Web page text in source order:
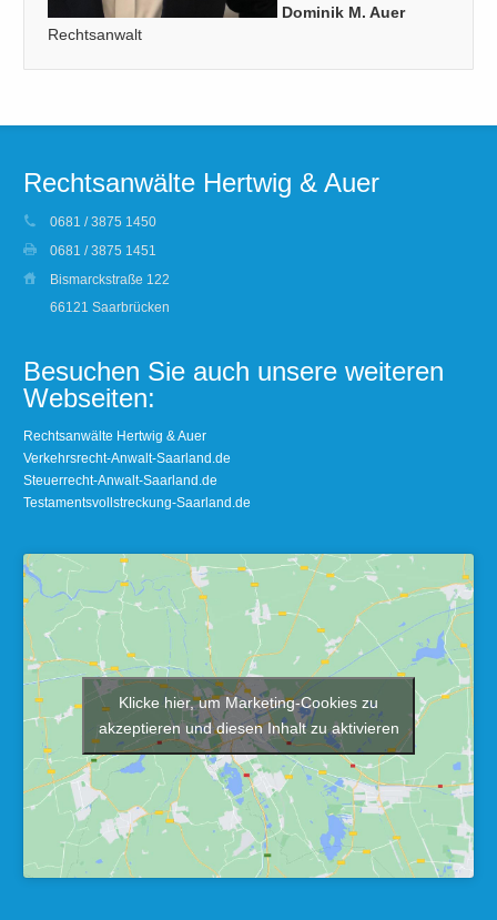
Dominik M. Auer
Rechtsanwalt
Rechtsanwälte Hertwig & Auer
0681 / 3875 1450
0681 / 3875 1451
Bismarckstraße 122
66121 Saarbrücken
Besuchen Sie auch unsere weiteren
Webseiten:
Rechtsanwälte Hertwig & Auer
Verkehrsrecht-Anwalt-Saarland.de
Steuerrecht-Anwalt-Saarland.de
Testamentsvollstreckung-Saarland.de
Klicke hier, um Marketing-Cookies zu
akzeptieren und diesen Inhalt zu aktivieren